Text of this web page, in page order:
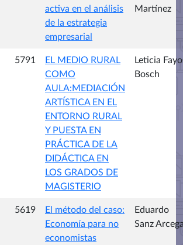
activa en el análisis
de la estrategia
empresarial
Martínez
5791
EL MEDIO RURAL
COMO
AULA:MEDIACIÓN
ARTÍSTICA EN EL
ENTORNO RURAL
Y PUESTA EN
PRÁCTICA DE LA
DIDÁCTICA EN
LOS GRADOS DE
MAGISTERIO
Leticia
Bosch
5619
El método del caso:
Economía para no
economistas
Eduardo
Sanz